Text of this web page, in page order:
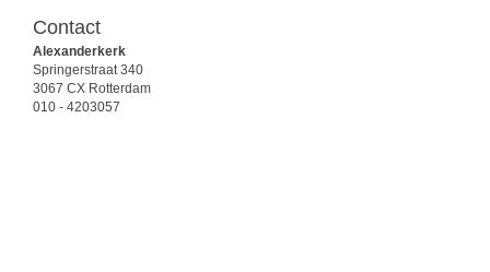
Contact
Alexanderkerk
Springerstraat 340
3067 CX Rotterdam
010 - 4203057